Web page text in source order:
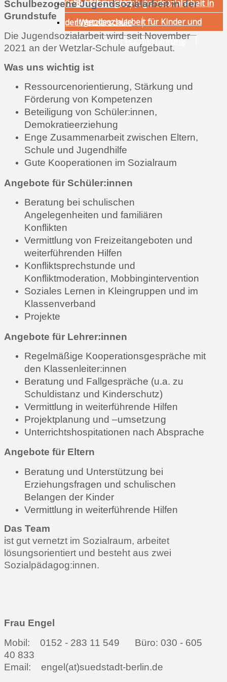
Sekundarstufe
Schulbezogene Jugendsozialarbeit in
der Wetzlarschule
Jugendsozialarbeit für Kinder und
Jugendliche mit Fluchterfahrung
mit Fluchterfahrung(en)
Schulbezogene Jugendsozialarbeit in der
Grundstufe
Die Jugendsozialarbeit wird seit November
2021 an der Wetzlar-Schule aufgebaut.
Was uns wichtig ist
Ressourcenorientierung, Stärkung und
Förderung von Kompetenzen
Beteiligung von Schüler:innen,
Demokratieerziehung
Enge Zusammenarbeit zwischen Eltern,
Schule und Jugendhilfe
Gute Kooperationen im Sozialraum
Angebote für Schüler:innen
Beratung bei schulischen
Angelegenheiten und familiären
Konflikten
Vermittlung von Freizeitangeboten und
weiterführenden Hilfen
Konfliktsprechstunde und
Konfliktmoderation, Mobbingintervention
Soziales Lernen in Kleingruppen und im
Klassenverband
Projekte
Angebote für Lehrer:innen
Regelmäßige Kooperationsgespräche mit
den Klassenleiter:innen
Beratung und Fallgespräche (u.a. zu
Schuldistanz und Kinderschutz)
Vermittlung in weiterführende Hilfen
Projektplanung und –umsetzung
Unterrichtshospitationen nach Absprache
Angebote für Eltern
Beratung und Unterstützung bei
Erziehungsfragen und schulischen
Belangen der Kinder
Vermittlung in weiterführende Hilfen
Das Team
ist gut vernetzt im Sozialraum, arbeitet
lösungsorientiert und besteht aus zwei
Sozialpädagog:innen.
Frau Engel
Mobil: 0152 - 283 11 549 Büro: 030 - 605
40 833
Email: engel(at)suedstadt-berlin.de